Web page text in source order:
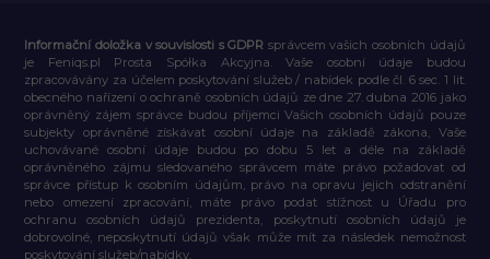
Informační doložka v souvislosti s GDPR správcem vašich osobních údajů
je Feniqs.pl Prosta Spółka Akcyjna. Vaše osobní údaje budou
zpracovávány za účelem poskytování služeb / nabídek podle čl. 6 sec. 1 lit.
obecného nařízení o ochraně osobních údajů ze dne 27. dubna 2016 jako
oprávněný zájem správce budou příjemci Vašich osobních údajů pouze
subjekty oprávněné získávat osobní údaje na základě zákona, Vaše
uchovávané osobní údaje budou po dobu 5 let a déle na základě
oprávněného zájmu sledovaného správcem máte právo požadovat od
správce přístup k osobním údajům, právo na opravu jejich odstranění
nebo omezení zpracování, máte právo podat stížnost u Úřadu pro
ochranu osobních údajů prezidenta, poskytnutí osobních údajů je
dobrovolné, neposkytnutí údajů však může mít za následek nemožnost
poskytování služeb/nabídky.